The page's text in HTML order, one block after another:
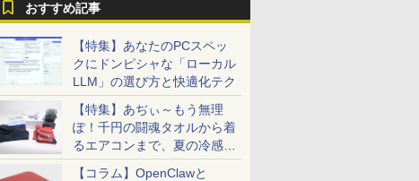
おすすめ記事
【特集】あなたのPCスペッ
クにドンピシャな「ローカル
LLM」の選び方と快適化テク
【特集】あぢぃ～もう無理
ぽ！千円の闘魂タオルから着
るエアコンまで、夏の冷感グ
ッズ一挙紹介
【コラム】OpenClawと